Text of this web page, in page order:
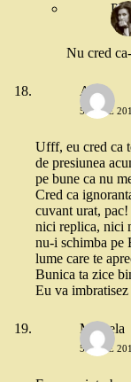
6
Nu cred
Anca
5 IULIE
Ufff, eu cred ca
de presiunea
pe bune ca nu
Cred ca
cuvant urat,
nici replica, nici
nu-i schimba pe
lume care te
Bunica ta zice
Eu va imbratisez
Mihaela
5 IULIE